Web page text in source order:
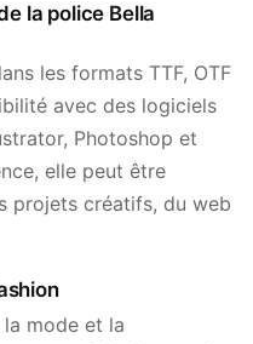
la police Bella
les formats TTF, OTF
avec des logiciels
Photoshop et
elle peut être
projets créatifs, du web
mode et la